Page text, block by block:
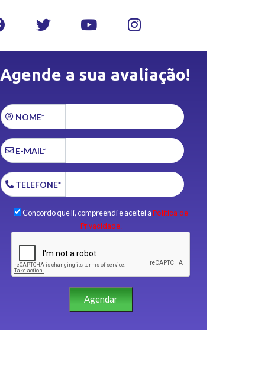
Agende a sua avaliação!
NOME*
E-MAIL*
TELEFONE*
Concordo que li, compreendi e aceitei aPolítica de
Privacidade.
Agendar